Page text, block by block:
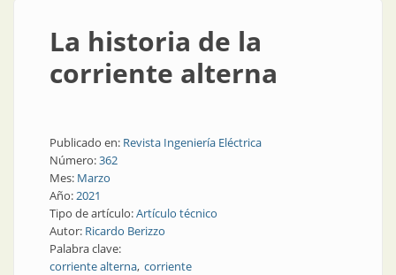
La historia de la
corriente alterna
Publicado en: Revista Ingeniería Eléctrica
Número:362
Mes: Marzo
Año:2021
Tipo de artículo:Artículo técnico
Autor: Ricardo Berizzo
Palabra clave:
corriente alterna corriente